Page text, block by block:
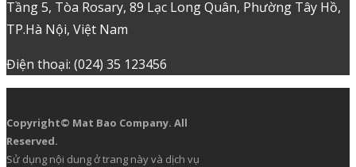
Tầng 5, Tòa Rosary, 89 Lạc Long Quân, Phường Tây Hồ,
TP.Hà Nội, Việt Nam
Điện thoại: (024) 35 123456
Copyright© Mat Bao Company. All
Reserved.
Sử dụng nội dung ở trang này và dịch vụ